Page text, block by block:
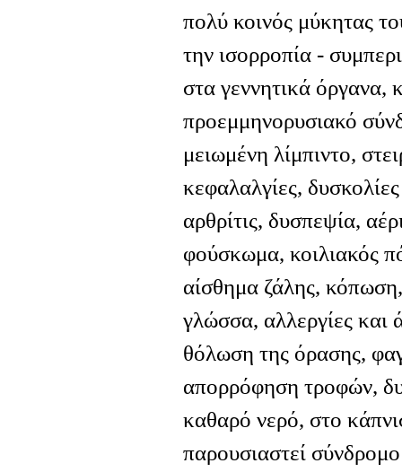
πολύ κοινός μύκητας
την ισορροπία -
στα γεννητικά όργανα,
προεμμηνορυσιακό
μειωμένη λίμπιντο,
κεφαλαλγίες,
αρθρίτις, δυσπεψία,
φούσκωμα, κοιλιακός
αίσθημα ζάλης,
γλώσσα, αλλεργίες και
θόλωση της όρασης,
απορρόφηση τροφών,
καθαρό νερό, στο
παρουσιαστεί